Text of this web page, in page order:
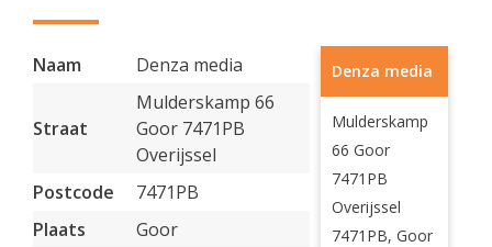
Naam Denza media
Straat
Mulderskamp 66
Goor 7471PB
Overijssel
Postcode
7471PB
Plaats
Goor
Denza media
Mulderskamp
66 Goor
7471PB
Overijssel
7471PB, Goor